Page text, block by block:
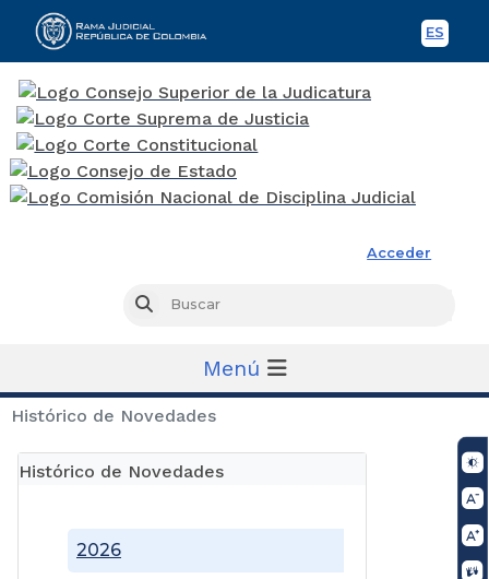
ES
Acceder
Buscar
Menú
Histórico de Novedades
Histórico de Novedades
2026